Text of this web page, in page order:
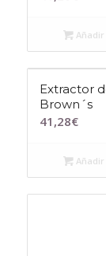
Extractor
Brown´s
41,28€